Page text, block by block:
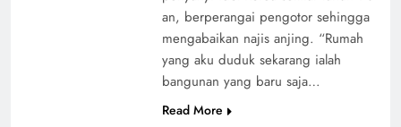
an, berperangai pengotor sehingga
mengabaikan najis anjing. “Rumah
yang aku duduk sekarang ialah
bangunan yang baru saja…
Read More